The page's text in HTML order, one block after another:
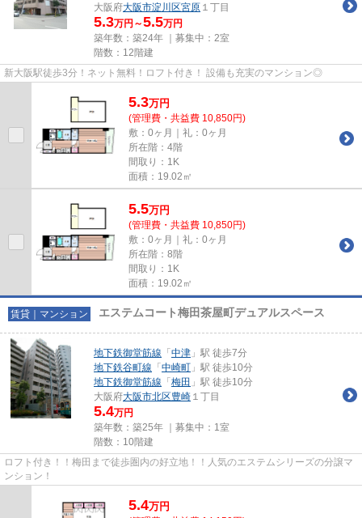
大阪府大阪市淀川区宮原 １丁目
5.3万円～5.5万円
築年数：築24年 ｜募集中： 2室
階数：12階建
新大阪駅徒歩3分！ネット無料！ロフト付き！ 設備も充実のマンション◎
5.3万円
(管理費・共益費 10,850円)
敷：0ヶ月｜礼：0ヶ月
所在階：4階
間取り：1K
面積：19.02㎡
5.5万円
(管理費・共益費 10,850円)
敷：0ヶ月｜礼：0ヶ月
所在階：8階
間取り：1K
面積：19.02㎡
賃貸｜マンション エステムコート梅田茶屋町デュアルスペース
地下鉄御堂筋線 「 中津 」駅 徒歩7分
地下鉄谷町線 「 中崎町 」駅 徒歩10分
地下鉄御堂筋線 「 梅田 」駅 徒歩10分
大阪府大阪市北区豊崎 １丁目
5.4万円
築年数：築25年 ｜募集中： 1室
階数：10階建
ロフト付き！！梅田まで徒歩圏内の好立地！！人気のエステムシリーズの分譲マ
ンション！
5.4万円